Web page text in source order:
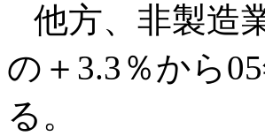
他方、非製造
の＋3.3％から
る。